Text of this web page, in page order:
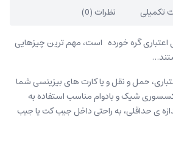
تکمیلی نظرات (0)
اعتباری گره خورده است، مهم ترین چیزهایی
حمل و نقل و یا کارت های بیزینسی شما
شیک و بادوام مناسب استفاده به
ی حداقلی، به راحتی داخل جیب کت یا جیب